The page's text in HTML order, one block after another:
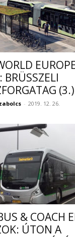
BRÜSSZELI
(3.)
- 2019. 12. 26.
& COACH
ÚTON A